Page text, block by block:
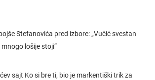
Stefanovića pred izbore: „Vučić svestan
lošije stoji“
sajt Ko si bre ti, bio je markentiški trik za